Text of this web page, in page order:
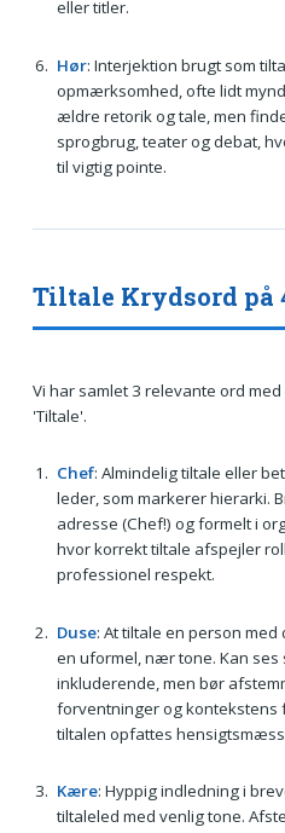
eller titler.
Hør: Interjektion brugt som
opmærksomhed, ofte lidt
ældre retorik og tale, men
sprogbrug, teater og debat,
til vigtig pointe.
Tiltale Krydsord på
Vi har samlet 3 relevante ord
'Tiltale'.
Chef: Almindelig tiltale eller
leder, som markerer hierarki.
adresse (Chef!) og formelt i
hvor korrekt tiltale afspejler
professionel respekt.
Duse: At tiltale en person
en uformel, nær tone. Kan ses
inkluderende, men bør
forventninger og kontekstens
tiltalen opfattes
Kære: Hyppig indledning i
tiltaleled med venlig tone.